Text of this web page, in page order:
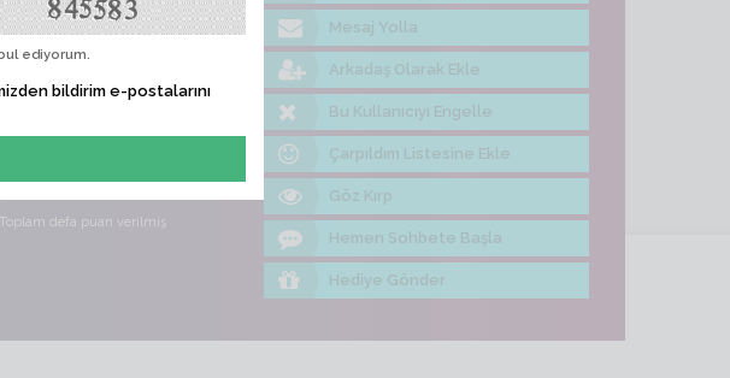
defa puan verilmiş
Mesaj Yolla
Arkadaş Olarak Ekle
Bu Kullanıcıyı Engelle
Çarpıldım Listesine Ekle
Göz Kırp
Hemen Sohbete Başla
Hediye Gönder
ediyorum.
bildirim e-postalarını